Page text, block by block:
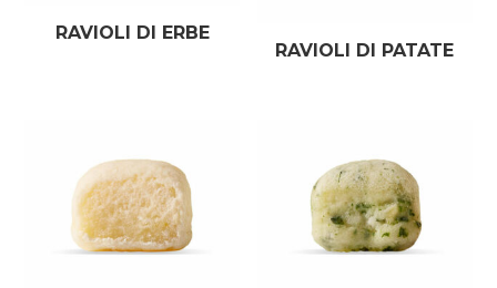
RAVIOLI DI ERBE
RAVIOLI DI PATATE